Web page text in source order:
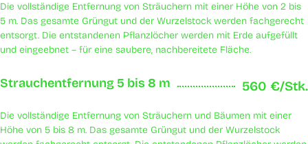
Die vollständige Entfernung von Sträuchern mit einer Höhe von 2 bis
5 m. Das gesamte Grüngut und der Wurzelstock werden fachgerecht
entsorgt. Die entstandenen Pflanzlöcher werden mit Erde aufgefüllt
und eingeebnet – für eine saubere, nachbereitete Fläche.
Strauchentfernung 5 bis 8 m 560 €/Stk.
Die vollständige Entfernung von Sträuchern und Bäumen mit einer
Höhe von 5 bis 8 m. Das gesamte Grüngut und der Wurzelstock